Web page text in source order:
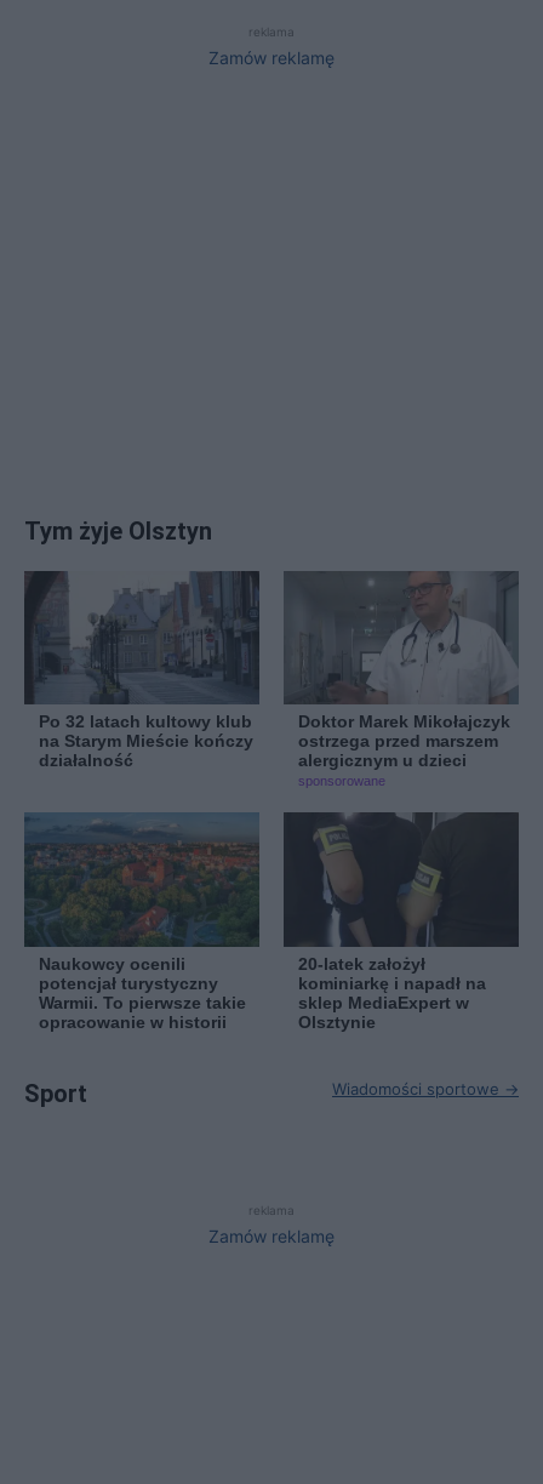
reklama
Zamów reklamę
Tym żyje Olsztyn
Po 32 latach kultowy klub
na Starym Mieście kończy
działalność
Doktor Marek Mikołajczyk
ostrzega przed marszem
alergicznym u dzieci
sponsorowane
Naukowcy ocenili
potencjał turystyczny
Warmii. To pierwsze takie
opracowanie w historii
20-latek założył
kominiarkę i napadł na
sklep MediaExpert w
Olsztynie
Sport Wiadomości sportowe →
reklama
Zamów reklamę